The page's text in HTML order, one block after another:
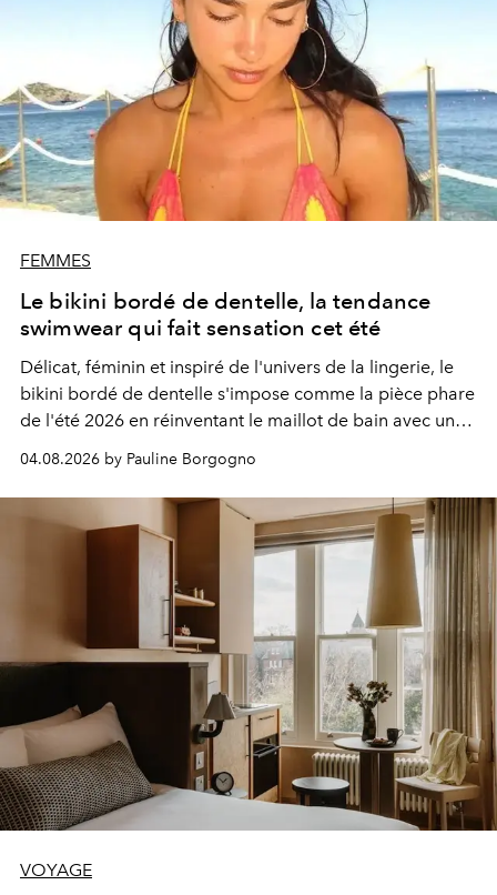
FEMMES
Le bikini bordé de dentelle, la tendance
swimwear qui fait sensation cet été
Délicat, féminin et inspiré de l'univers de la lingerie, le
bikini bordé de dentelle s'impose comme la pièce phare
de l'été 2026 en réinventant le maillot de bain avec une
04.08.2026 by Pauline Borgogno
VOYAGE